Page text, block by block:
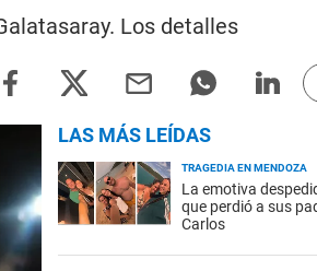
Los detalles
LAS MÁS LEÍDAS
TRAGEDIA EN MENDOZA
La emotiva
que perdió a sus
Carlos